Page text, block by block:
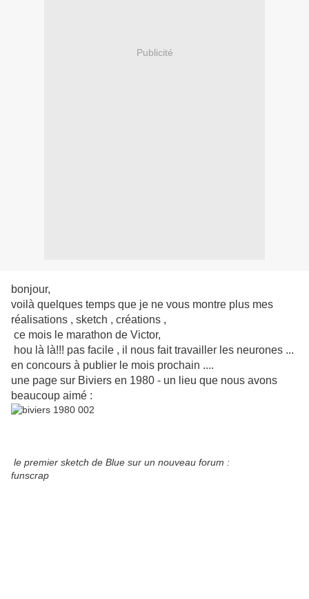
Publicité
bonjour,
voilà quelques temps que je ne vous montre plus mes
réalisations , sketch , créations ,
ce mois le marathon de Victor,
hou là là!!! pas facile , il nous fait travailler les neurones ...
en concours à publier le mois prochain ....
une page sur Biviers en 1980 - un lieu que nous avons
beaucoup aimé :
le premier sketch de Blue sur un nouveau forum :
funscrap